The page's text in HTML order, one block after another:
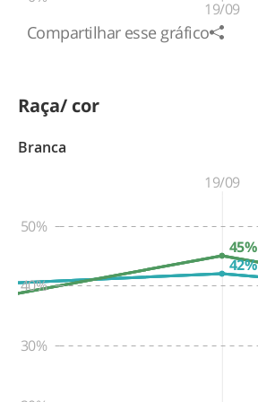
19/09
Compartilhar esse gráfico
Raça/ cor
Branca
30%
40%
50%
19/09
42%
45%